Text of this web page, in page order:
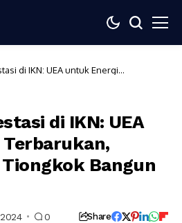
di IKN: UEA untuk Energi
di IKN: UEA
Bangun
2024 0 Share